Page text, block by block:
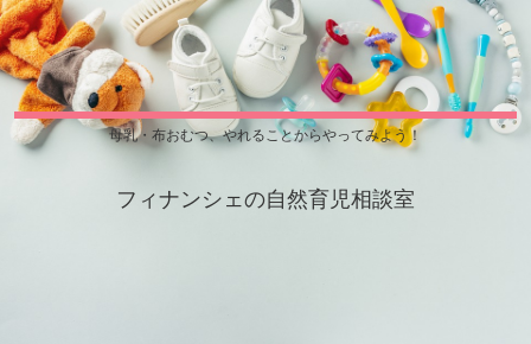
母乳・布おむつ、やれることからやってみよう！
フィナンシェの自然育児相談室